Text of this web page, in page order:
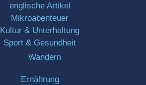
englische Artikel
Mikroabenteuer
Kultur & Unterhaltung
Sport & Gesundheit
Wandern
Ernährung